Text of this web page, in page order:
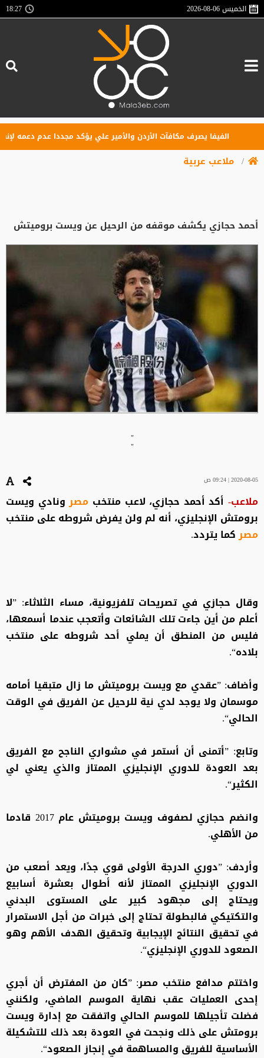
الخميس2026-08-06
18:27
الفيفا يصرف مكافآت الأردن والأمير علي يؤكد مجددا عدم دعمه لإنفانتينو
ملاعب عربية
أحمد حجازي يكشف موقفه من الرحيل عن ويست بروميتش
"
"
2020-08-05 | 09:24 ص
ملاعب- أكد أحمد حجازي، لاعب منتخب مصرونادي ويست
برومتش الإنجليزي، أنه لم ولن يفرض شروطه على منتخب
مصركما يتردد.
وقال حجازي في تصريحات تلفزيونية، مساء الثلاثاء: ”لا
أعلم من أين جاءت تلك الشائعات وأتعجب عندما أسمعها،
فليس من المنطق أن يملي أحد شروطه على منتخب
بلاده“.
وأضاف: ”عقدي مع ويست بروميتش ما زال متبقيا أمامه
موسمان ولا يوجد لدي نية للرحيل عن الفريق في الوقت
الحالي“.
وتابع: ”أتمنى أن أستمر في مشواري الناجح مع الفريق
بعد العودة للدوري الإنجليزي الممتاز والذي يعني لي
الكثير“.
وانضم حجازي لصفوف ويست بروميتش عام 2017 قادما
من الأهلي.
وأردف: ”دوري الدرجة الأولى قوي جدًا، ويعد أصعب من
الدوري الإنجليزي الممتاز لأنه أطوال بعشرة أسابيع
ويحتاج إلى مجهود كبير على المستوى البدني
والتكتيكي فالبطولة تحتاج إلى خبرات من أجل الاستمرار
في تحقيق النتائج الإيجابية وتحقيق الهدف الأهم وهو
الصعود للدوري الإنجليزي“.
واختتم مدافع منتخب مصر: ”كان من المفترض أن أجري
إحدى العمليات عقب نهاية الموسم الماضي، ولكنني
فضلت تأجيلها للموسم الحالي واتفقت مع إدارة ويست
برومتش على ذلك ونجحت في العودة بعد ذلك للتشكيلة
الأساسية للفريق والمساهمة في إنجاز الصعود“.